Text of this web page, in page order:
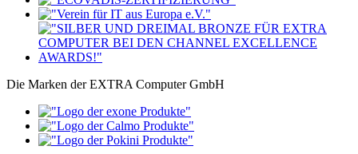
Die Marken der EXTRA Computer GmbH